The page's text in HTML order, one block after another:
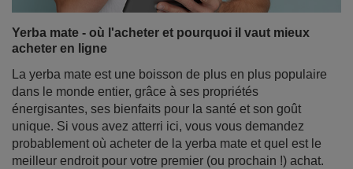
dans le monde entier, grâce à ses propriétés
énergisantes, ses bienfaits pour la santé et son goût
unique. Si vous avez atterri ici, vous vous demandez
probablement où acheter de la yerba mate et quel est le
meilleur endroit pour votre premier (ou prochain !) achat.
Bien que la yerba mate apparaisse de plus en plus dans
les magasins, ce sont les boutiques en ligne qui offrent
la gamme la plus large, des prix attractifs et une
commodité à laquelle il est difficile de résister.